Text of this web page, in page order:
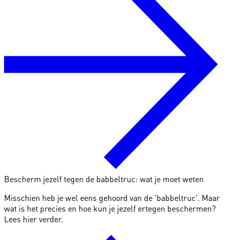
Bescherm jezelf tegen de babbeltruc: wat je moet weten
Misschien heb je wel eens gehoord van de 'babbeltruc'. Maar
wat is het precies en hoe kun je jezelf ertegen beschermen?
Lees hier verder.